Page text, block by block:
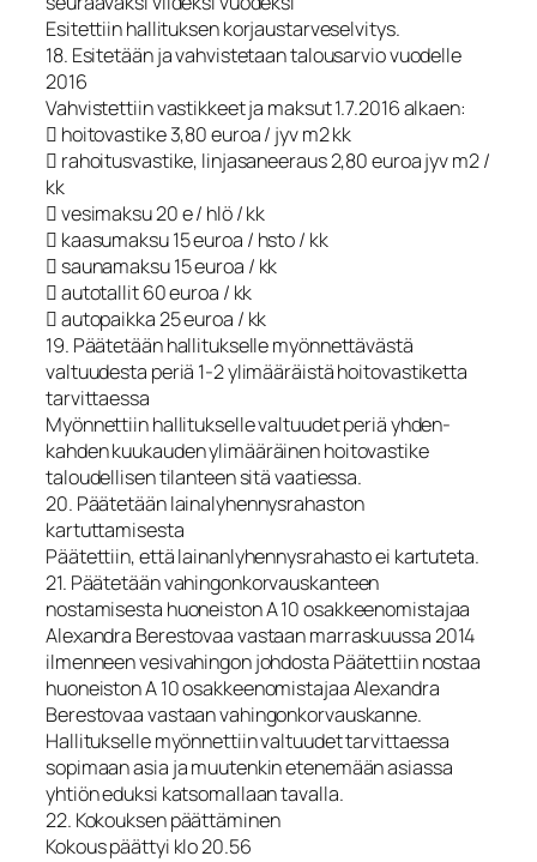
Esitettiin hallituksen korjaustarveselvitys.
18. Esitetään ja vahvistetaan talousarvio vuodelle
2016
Vahvistettiin vastikkeet ja maksut 1.7.2016 alkaen:
 hoitovastike 3,80 euroa / jyv m2 kk
 rahoitusvastike, linjasaneeraus 2,80 euroa jyv m2 /
kk
 vesimaksu 20 e / hlö / kk
 kaasumaksu 15 euroa / hsto / kk
 saunamaksu 15 euroa / kk
 autotallit 60 euroa / kk
 autopaikka 25 euroa / kk
19. Päätetään hallitukselle myönnettävästä
valtuudesta periä 1-2 ylimääräistä hoitovastiketta
tarvittaessa
Myönnettiin hallitukselle valtuudet periä yhden-
kahden kuukauden ylimääräinen hoitovastike
taloudellisen tilanteen sitä vaatiessa.
20. Päätetään lainalyhennysrahaston
kartuttamisesta
Päätettiin, että lainanlyhennysrahasto ei kartuteta.
21. Päätetään vahingonkorvauskanteen
nostamisesta huoneiston A 10 osakkeenomistajaa
Alexandra Berestovaa vastaan marraskuussa 2014
ilmenneen vesivahingon johdosta Päätettiin nostaa
huoneiston A 10 osakkeenomistajaa Alexandra
Berestovaa vastaan vahingonkorvauskanne.
Hallitukselle myönnettiin valtuudet tarvittaessa
sopimaan asia ja muutenkin etenemään asiassa
yhtiön eduksi katsomallaan tavalla.
22. Kokouksen päättäminen
Kokous päättyi klo 20.56